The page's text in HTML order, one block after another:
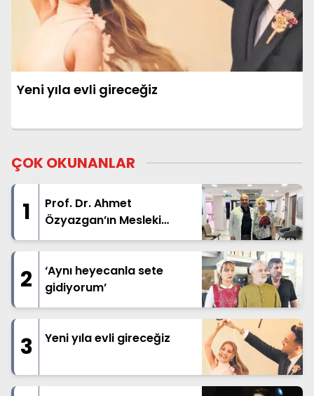
Yeni yıla evli gireceğiz
ÇOK OKUNANLAR
1
Prof. Dr. Ahmet
Özyazgan’ın Mesleki
Kariyeri ve Ortopedi
2
‘Aynı heyecanla sete
gidiyorum’
3 Yeni yıla evli gireceğiz